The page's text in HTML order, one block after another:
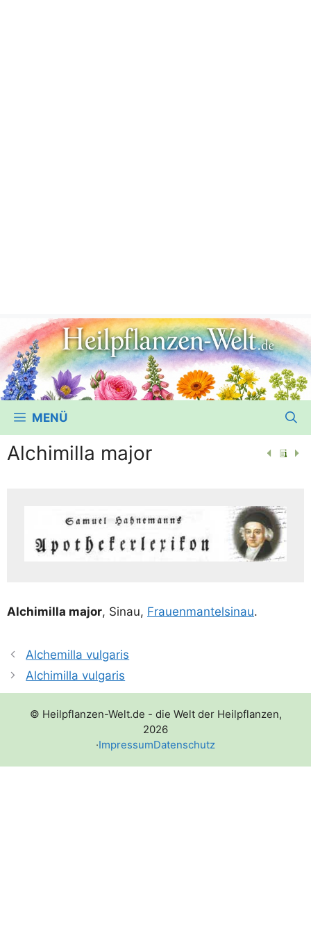
MENÜ
Alchimilla major
Alchi­mil­la major, Sinau, Frau­en­man­tel­si­nau.
Alchemilla vulgaris
Alchimilla vulgaris
© Heilpflanzen-Welt.de - die Welt der Heilpflanzen,
2026
·ImpressumDatenschutz